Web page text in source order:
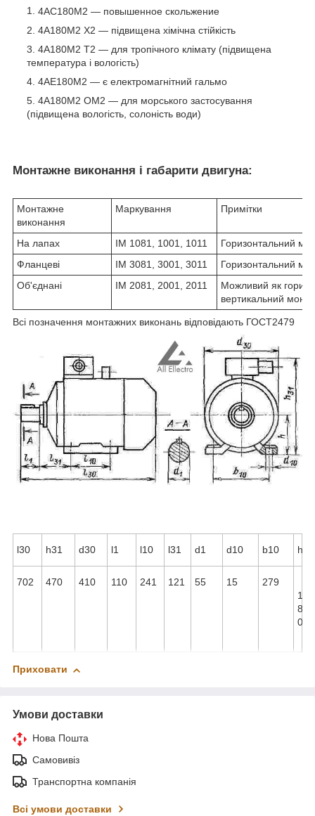
4АС180М2 ― повышенное скольжение
4А180М2 Х2 ― підвищена хімічна стійкість
4А180М2 Т2 ― для тропічного клімату (підвищена
температура і вологість)
4АЕ180М2 ― є електромагнітний гальмо
4А180М2 ОМ2 ― для морського застосування
(підвищена вологість, солоність води)
Монтажне виконання і габарити двигуна:
Монтажне
виконання
Маркування Примітки
На лапах IM 1081, 1001, 1011
Горизонтальний
Фланцеві
IM 3081, 3001, 3011
Горизонтальний
Об'єднані
IM 2081, 2001, 2011
Можливий як
вертикальний
Всі позначення монтажних виконань відповідають ГОСТ2479
l30 h31 d30 l1 l10 l31 d1 d10 b10 h
702 470 410 110 241 121 55 15
279
1
8
0
Приховати
Умови доставки
Нова Пошта
Самовивіз
Транспортна компанія
Всі умови доставки